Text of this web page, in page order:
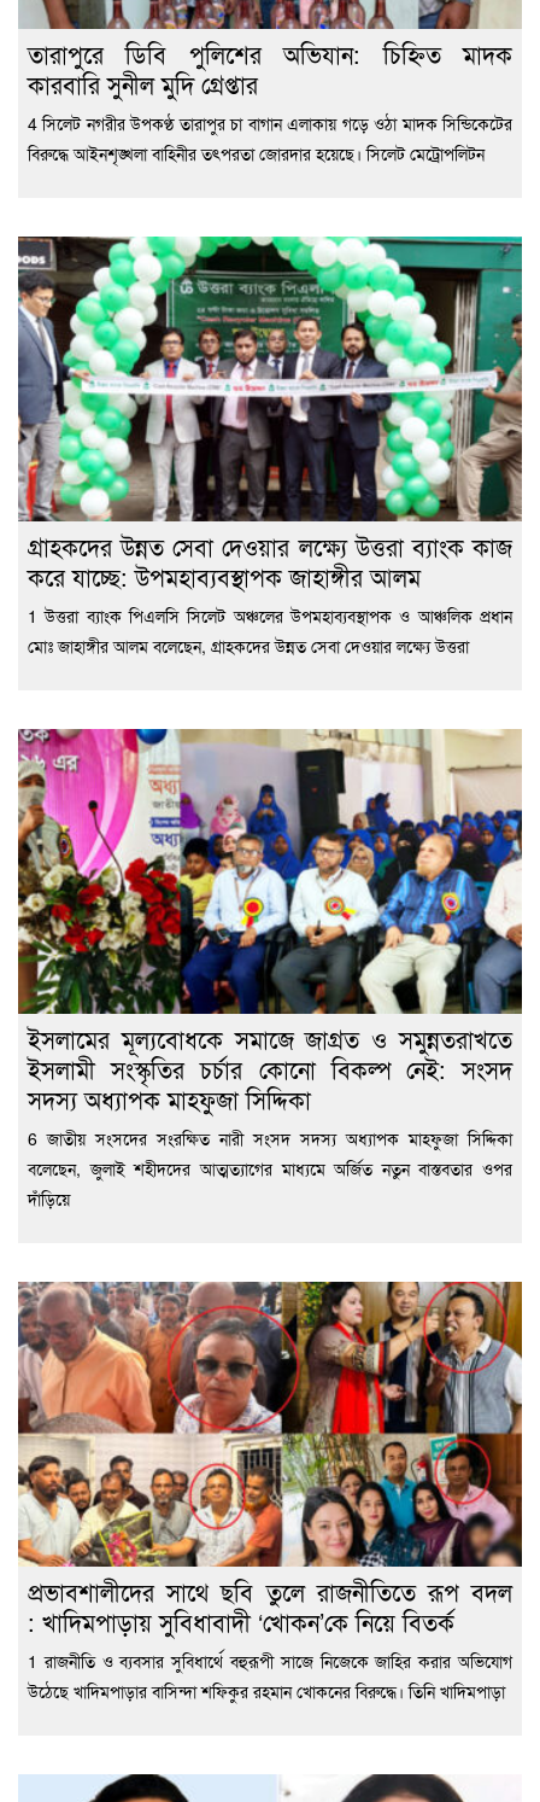
তারাপুরে ডিবি পুলিশের অভিযান: চিহ্নিত মাদক
কারবারি সুনীল মুদি গ্রেপ্তার
4 সিলেট নগরীর উপকণ্ঠ তারাপুর চা বাগান এলাকায় গড়ে ওঠা মাদক সিন্ডিকেটের
বিরুদ্ধে আইনশৃঙ্খলা বাহিনীর তৎপরতা জোরদার হয়েছে। সিলেট মেট্রোপলিটন
গ্রাহকদের উন্নত সেবা দেওয়ার লক্ষ্যে উত্তরা ব্যাংক কাজ
করে যাচ্ছে: উপমহাব্যবস্থাপক জাহাঙ্গীর আলম
1 উত্তরা ব্যাংক পিএলসি সিলেট অঞ্চলের উপমহাব্যবস্থাপক ও আঞ্চলিক প্রধান
মোঃ জাহাঙ্গীর আলম বলেছেন, গ্রাহকদের উন্নত সেবা দেওয়ার লক্ষ্যে উত্তরা
ইসলামের মূল্যবোধকে সমাজে জাগ্রত ও সমুন্নতরাখতে
ইসলামী সংস্কৃতির চর্চার কোনো বিকল্প নেই: সংসদ
সদস্য অধ্যাপক মাহফুজা সিদ্দিকা
6 জাতীয় সংসদের সংরক্ষিত নারী সংসদ সদস্য অধ্যাপক মাহফুজা সিদ্দিকা
বলেছেন, জুলাই শহীদদের আত্মত্যাগের মাধ্যমে অর্জিত নতুন বাস্তবতার ওপর
দাঁড়িয়ে
প্রভাবশালীদের সাথে ছবি তুলে রাজনীতিতে রূপ বদল
: খাদিমপাড়ায় সুবিধাবাদী ‘খোকন’কে নিয়ে বিতর্ক
1 রাজনীতি ও ব্যবসার সুবিধার্থে বহুরূপী সাজে নিজেকে জাহির করার অভিযোগ
উঠেছে খাদিমপাড়ার বাসিন্দা শফিকুর রহমান খোকনের বিরুদ্ধে। তিনি খাদিমপাড়া